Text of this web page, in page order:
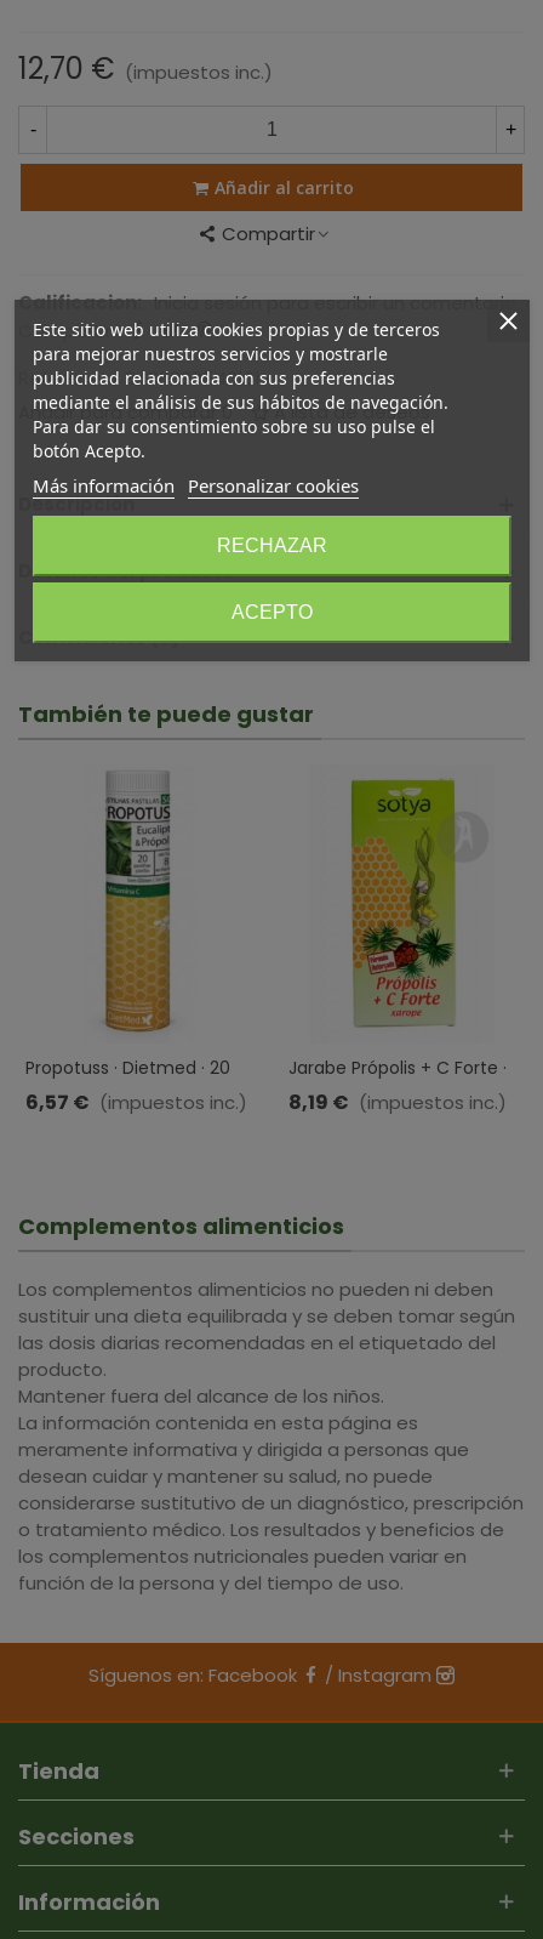
12,70 € (impuestos inc.)
- +
Añadir al carrito
Compartir
Calificacion: Inicia sesión para escribir un comentario
Compartir
Referencia: 8436000540161
Añadir para comparar 0 A lista de deseos
Descripción
Detalles del producto
Comentarios (0)
También te puede gustar
Propotuss · Dietmed · 20
Pastillas
6,57 € (impuestos inc.)
Jarabe Própolis + C Forte ·
Sotya · 250 Ml
8,19 € (impuestos inc.)
Complementos alimenticios
Los complementos alimenticios no pueden ni deben
sustituir una dieta equilibrada y se deben tomar según
las dosis diarias recomendadas en el etiquetado del
producto.
Mantener fuera del alcance de los niños.
La información contenida en esta página es
meramente informativa y dirigida a personas que
desean cuidar y mantener su salud, no puede
considerarse sustitutivo de un diagnóstico, prescripción
o tratamiento médico. Los resultados y beneficios de
los complementos nutricionales pueden variar en
función de la persona y del tiempo de uso.
Síguenos en: Facebook / Instagram
Este sitio web utiliza cookies propias y de terceros
para mejorar nuestros servicios y mostrarle
publicidad relacionada con sus preferencias
mediante el análisis de sus hábitos de navegación.
Para dar su consentimiento sobre su uso pulse el
botón Acepto.
Más información Personalizar cookies
RECHAZAR
ACEPTO
Tienda
Secciones
Información